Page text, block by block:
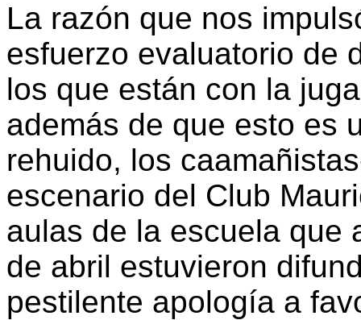
La razón que nos
esfuerzo evaluatorio de
los que están con la
además de que esto es
rehuido, los
escenario del Club
aulas de la escuela que
de abril estuvieron
pestilente apología a